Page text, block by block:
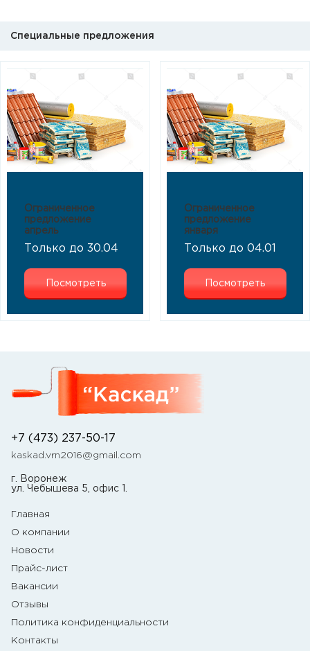
Специальные предложения
Ограниченное
предложение
апрель
Только до 30.04
Посмотреть
Ограниченное
предложение
января
Только до 04.01
Посмотреть
+7 (473) 237-50-17
kaskad.vrn2016@gmail.com
г. Воронеж
ул. Чебышева 5, офис 1.
Главная
О компании
Новости
Прайс-лист
Вакансии
Отзывы
Политика конфиденциальности
Контакты